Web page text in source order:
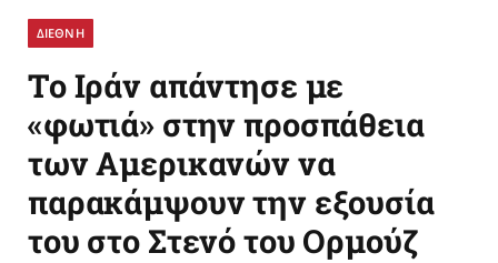
ΔΙΕΘΝΗ
Το Ιράν απάντησε με
«φωτιά» στην προσπάθεια
των Αμερικανών να
παρακάμψουν την εξουσία
του στο Στενό του Ορμούζ